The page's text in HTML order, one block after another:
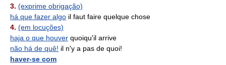
3. (exprime obrigação)
há que fazer algo il faut faire quelque chose
4. (em locuções)
haja o que houver quoiqu'il arrive
não há de quê! il n'y a pas de quoi!
haver-se com